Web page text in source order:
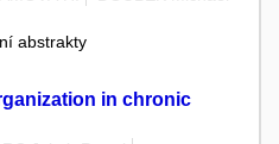
abstrakty
in chronic